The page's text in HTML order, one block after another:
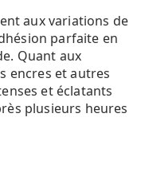
aux variations de
parfaite en
Quant aux
encres et autres
et éclatants
plusieurs heures